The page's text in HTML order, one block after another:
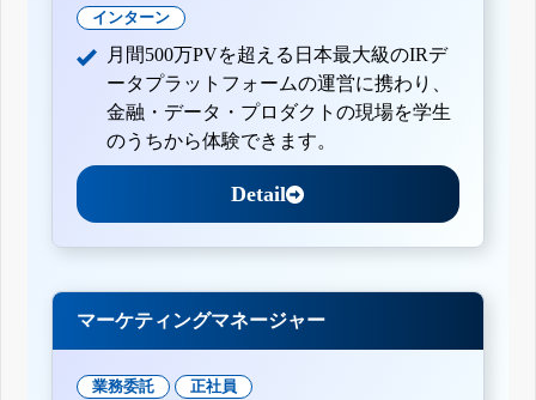
インターン
月間500万PVを超える日本最大級のIRデ
ータプラットフォームの運営に携わり、
金融・データ・プロダクトの現場を学生
のうちから体験できます。
Detail
マーケティングマネージャー
業務委託 正社員